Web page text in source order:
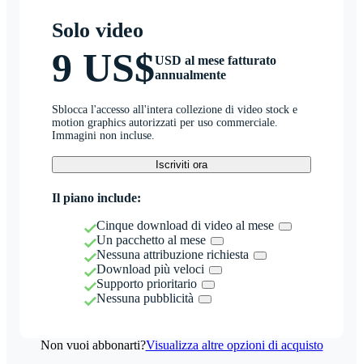
Solo video
9 US$USD al mese fatturato
annualmente
Sblocca l'accesso all'intera collezione di video stock e
motion graphics autorizzati per uso commerciale.
Immagini non incluse.
Iscriviti ora
Il piano include:
Cinque download di video al mese
Un pacchetto al mese
Nessuna attribuzione richiesta
Download più veloci
Supporto prioritario
Nessuna pubblicità
Non vuoi abbonarti?Visualizza altre opzioni di acquisto